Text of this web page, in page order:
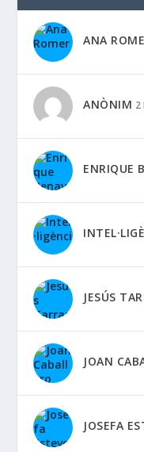
ANA
ANÒNIM 2
ENRIQUE
JESÚS
JOAN
JOSEFA